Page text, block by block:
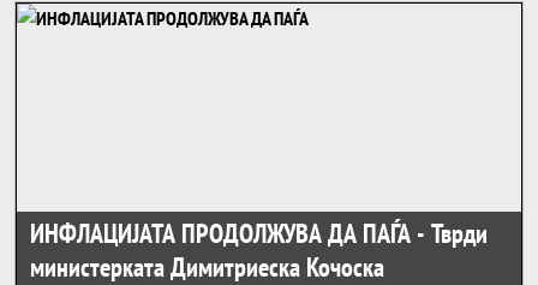
ИНФЛАЦИЈАТА ПРОДОЛЖУВА ДА ПАЃА - Тврди
министерката Димитриеска Кочоска